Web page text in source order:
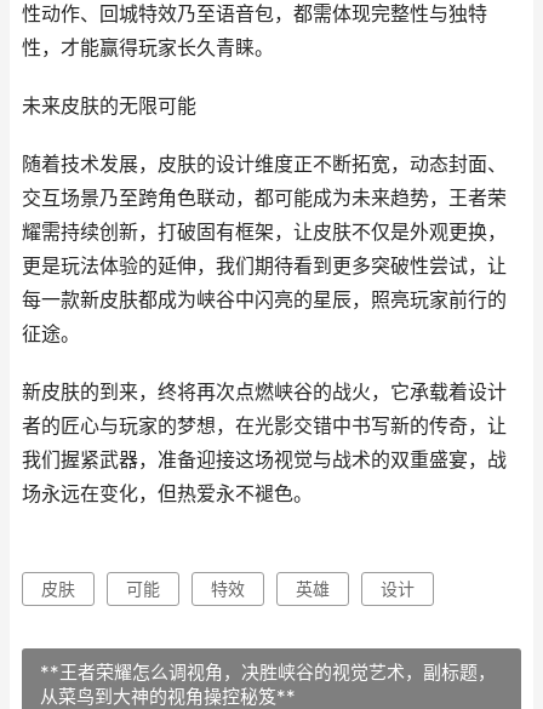
性动作、回城特效乃至语音包，都需体现完整性与独特
性，才能赢得玩家长久青睐。
未来皮肤的无限可能
随着技术发展，皮肤的设计维度正不断拓宽，动态封面、
交互场景乃至跨角色联动，都可能成为未来趋势，王者荣
耀需持续创新，打破固有框架，让皮肤不仅是外观更换，
更是玩法体验的延伸，我们期待看到更多突破性尝试，让
每一款新皮肤都成为峡谷中闪亮的星辰，照亮玩家前行的
征途。
新皮肤的到来，终将再次点燃峡谷的战火，它承载着设计
者的匠心与玩家的梦想，在光影交错中书写新的传奇，让
我们握紧武器，准备迎接这场视觉与战术的双重盛宴，战
场永远在变化，但热爱永不褪色。
皮肤 可能 特效 英雄 设计
**王者荣耀怎么调视角，决胜峡谷的视觉艺术，副标题，
从菜鸟到大神的视角操控秘笈**